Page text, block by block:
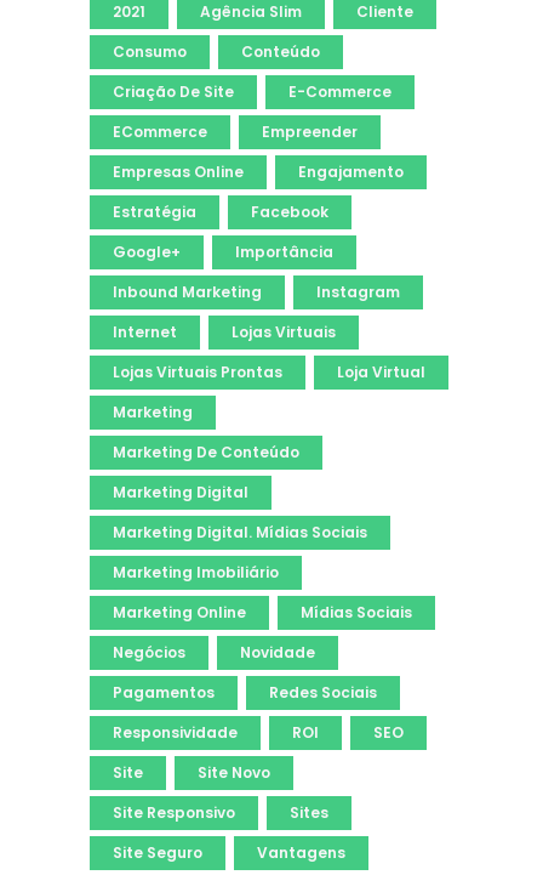
2021 Agência Slim
Cliente
Consumo
Conteúdo
Criação De Site
E-Commerce
ECommerce
Empreender
Empresas Online
Engajamento
Estratégia
Facebook
Google+
Importância
Inbound Marketing
Instagram
Internet
Lojas Virtuais
Lojas Virtuais Prontas
Loja Virtual
Marketing
Marketing De Conteúdo
Marketing Digital
Marketing Digital. Mídias Sociais
Marketing Imobiliário
Marketing Online
Mídias Sociais
Negócios
Novidade
Pagamentos
Redes Sociais
Responsividade
ROI
SEO
Site
Site Novo
Site Responsivo
Sites
Site Seguro
Vantagens